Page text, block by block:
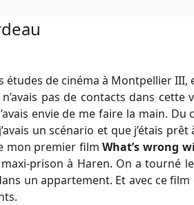
études de cinéma à Montpellier
pas de contacts dans cette
envie de me faire la main. Du
un scénario et que j’étais prêt
mon premier filmWhat’s wrong
prison à Haren. On a tourné
un appartement. Et avec ce